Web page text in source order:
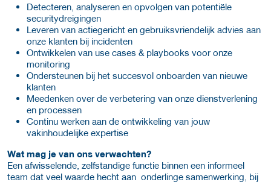
Detecteren, analyseren en opvolgen van potentiële
securitydreigingen
Leveren van actiegericht en gebruiksvriendelijk advies aan
onze klanten bij incidenten
Ontwikkelen van use cases & playbooks voor onze
monitoring
Ondersteunen bij het succesvol onboarden van nieuwe
klanten
Meedenken over de verbetering van onze dienstverlening
en processen
Continu werken aan de ontwikkeling van jouw
vakinhoudelijke expertise
Wat mag je van ons verwachten?
Een afwisselende, zelfstandige functie binnen een informeel
team dat veel waarde hecht aan onderlinge samenwerking, bij